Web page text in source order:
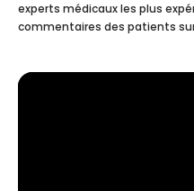
experts médicaux les plus
commentaires des patients